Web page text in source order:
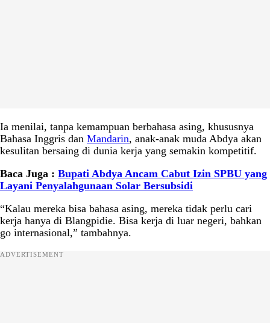
Ia menilai, tanpa kemampuan berbahasa asing, khususnya
Bahasa Inggris dan Mandarin, anak-anak muda Abdya akan
kesulitan bersaing di dunia kerja yang semakin kompetitif.
Baca Juga : Bupati Abdya Ancam Cabut Izin SPBU yang
Layani Penyalahgunaan Solar Bersubsidi
“Kalau mereka bisa bahasa asing, mereka tidak perlu cari
kerja hanya di Blangpidie. Bisa kerja di luar negeri, bahkan
go internasional,” tambahnya.
ADVERTISEMENT